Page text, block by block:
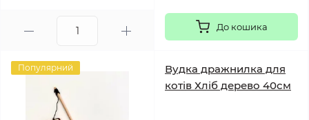
До кошика
Популярний
Вудка дражнилка для
котів Хліб дерево 40см